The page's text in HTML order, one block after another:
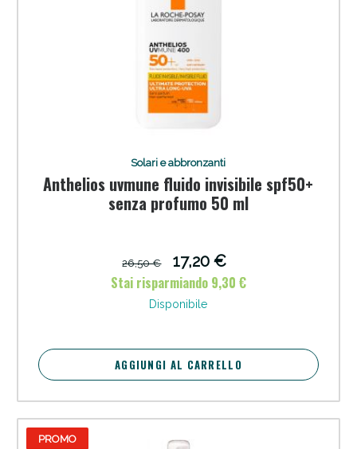
Solari e abbronzanti
Anthelios uvmune fluido invisibile spf50+
senza profumo 50 ml
26,50 €
17,20 €
Stai risparmiando 9,30 €
Disponibile
AGGIUNGI AL CARRELLO
PROMO
Anticellulite e Fanghi: Sconto fino al 40% valido
oggi!
Sconto fino al 55% disponibile oggi!